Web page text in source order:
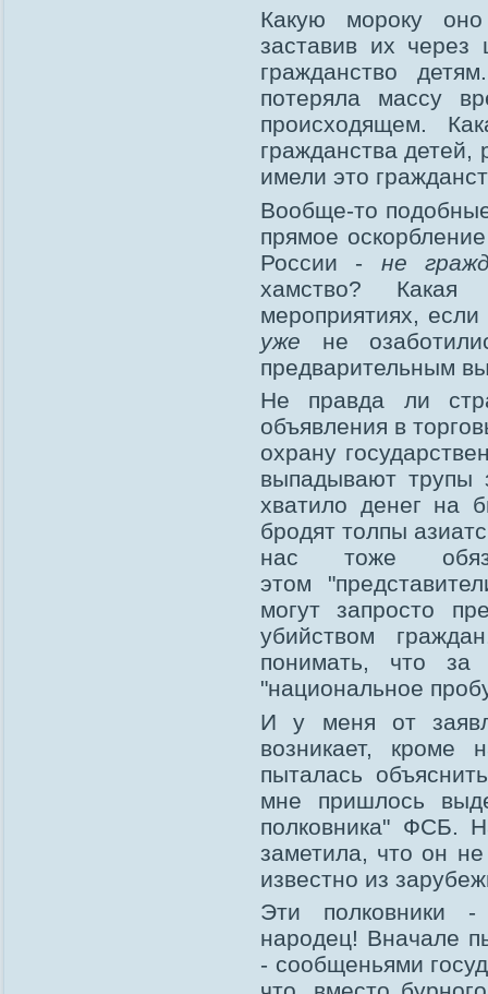
Какую мороку
заставив их
гражданство
потеряла массу
происходящем.
гражданства детей,
имели это
Вообще-то
прямое
России - не
хамство?
мероприятиях,
уже не
предварительным
Не правда ли
объявления в
охрану
выпадывают трупы
хватило денег на
бродят толпы
нас тоже
этом
могут запросто
убийством
понимать, что
"национальное
И у меня от
возникает, кроме
пыталась
мне пришлось
полковника" ФСБ.
заметила, что он
известно из
Эти полковники -
народец! Вначале
- сообщеньями